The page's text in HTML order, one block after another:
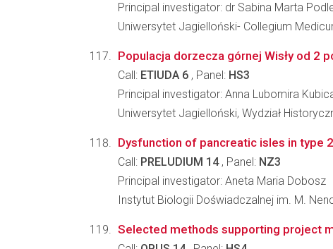
Principal investigator: dr Sabina Marta
Uniwersytet Jagielloński- Collegium
Populacja dorzecza górnej Wisły od 2
Call: ETIUDA 6 , Panel: HS3
Principal investigator: Anna Lubomira
Uniwersytet Jagielloński, Wydział
Dysfunction of pancreatic isles in type
Call: PRELUDIUM 14, Panel: NZ3
Principal investigator: Aneta Maria Dobosz
Instytut Biologii Doświadczalnej im. M.
Selected methods supporting project